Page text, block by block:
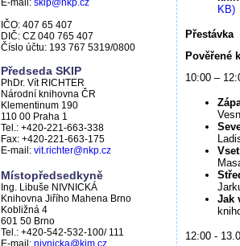
E-mail: skip@nkp.cz
IČO: 407 65 407
DIČ: CZ 040 765 407
Číslo účtu: 193 767 5319/0800
Předseda SKIP
PhDr. Vít RICHTER
Národní knihovna ČR
Klementinum 190
110 00 Praha 1
Tel.: +420-221-663-338
Fax: +420-221-663-175
E-mail: vit.richter@nkp.cz
Místopředsedkyně
Ing. Libuše NIVNICKÁ
Knihovna Jiřího Mahena Brno
Kobližná 4
601 50 Brno
Tel.: +420-542-532-100/ 111
E-mail: nivnicka@kjm.cz
KB)
Přestávka
Pověřené
10:00 –
Jak
12:00 -